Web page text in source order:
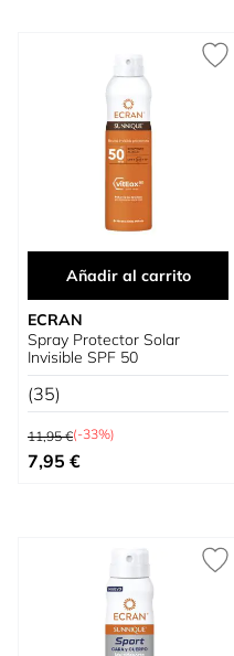
Añadir al carrito
ECRAN
Spray Protector Solar
Invisible SPF 50
(35)
Precio habitual
11,95 €(-33%)
Precio especial
7,95 €